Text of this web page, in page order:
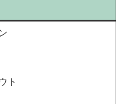
ト